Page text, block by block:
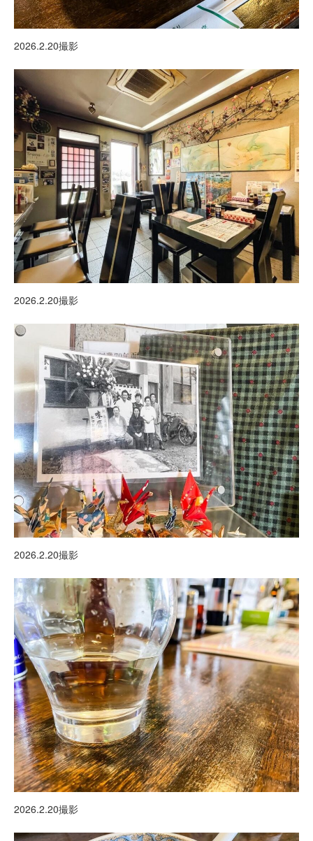
2026.2.20撮影
2026.2.20撮影
2026.2.20撮影
2026.2.20撮影